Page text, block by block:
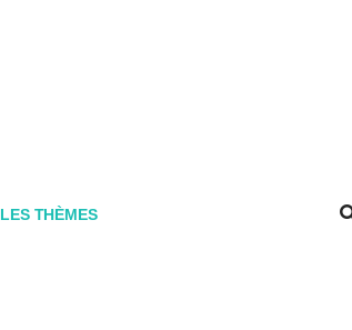
LES THÈMES